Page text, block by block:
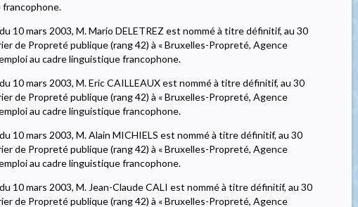
francophone.
10 mars 2003, M. Mario DELETREZ est nommé à titre définitif, au 30
de Propreté publique (rang 42) à « Bruxelles-Propreté, Agence
au cadre linguistique francophone.
10 mars 2003, M. Eric CAILLEAUX est nommé à titre définitif, au 30
de Propreté publique (rang 42) à « Bruxelles-Propreté, Agence
au cadre linguistique francophone.
10 mars 2003, M. Alain MICHIELS est nommé à titre définitif, au 30
de Propreté publique (rang 42) à « Bruxelles-Propreté, Agence
au cadre linguistique francophone.
10 mars 2003, M. Jean-Claude CALI est nommé à titre définitif, au 30
de Propreté publique (rang 42) à « Bruxelles-Propreté, Agence